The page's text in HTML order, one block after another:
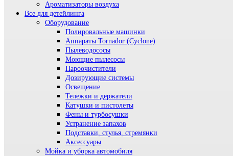
Ароматизаторы воздуха
Все для детейлинга
Оборудование
Полировальные машинки
Аппараты Tornador (Cyclone)
Пылеводососы
Моющие пылесосы
Пароочистители
Дозирующие системы
Освещение
Тележки и держатели
Катушки и пистолеты
Фены и турбосушки
Устранение запахов
Подставки, стулья, стремянки
Аксессуары
Мойка и уборка автомобиля